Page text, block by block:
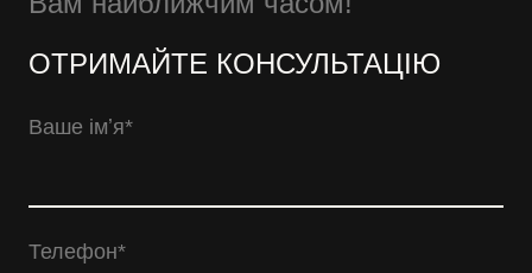
ОТРИМАЙТЕ КОНСУЛЬТАЦІЮ
Ваше імʼя*
Телефон*